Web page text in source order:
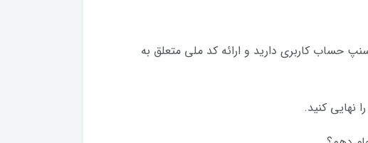
حساب کاربری دارید و ارائه کد ملی متعلق به
نهایی کنید.